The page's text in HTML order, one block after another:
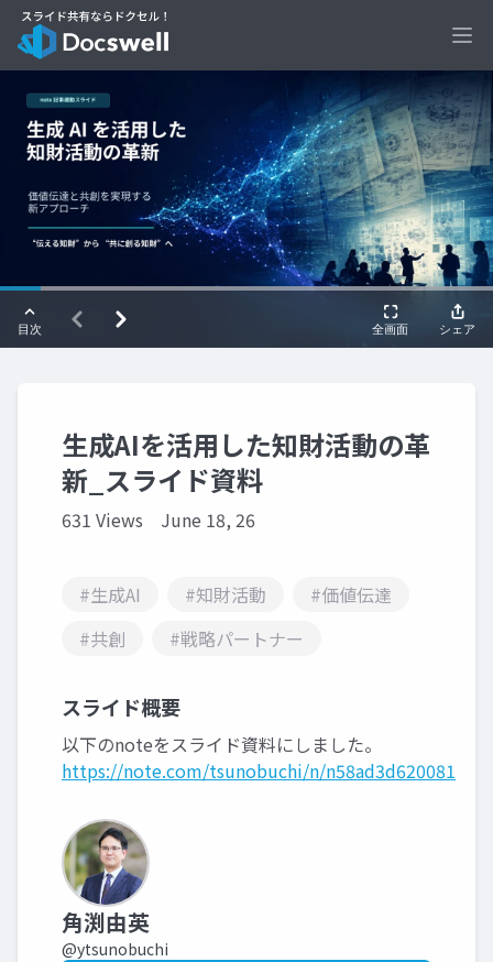
生成AIを活用した知財活動の革
新_スライド資料
631 Views June 18, 26
#生成AI #知財活動
#価値伝達
#共創
#戦略パートナー
スライド概要
以下のnoteをスライド資料にしました。
https://note.com/tsunobuchi/n/n58ad3d620081
角渕由英
@ytsunobuchi